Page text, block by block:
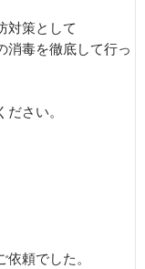
対策として
消毒を徹底して行っ
さい。
頼でした。